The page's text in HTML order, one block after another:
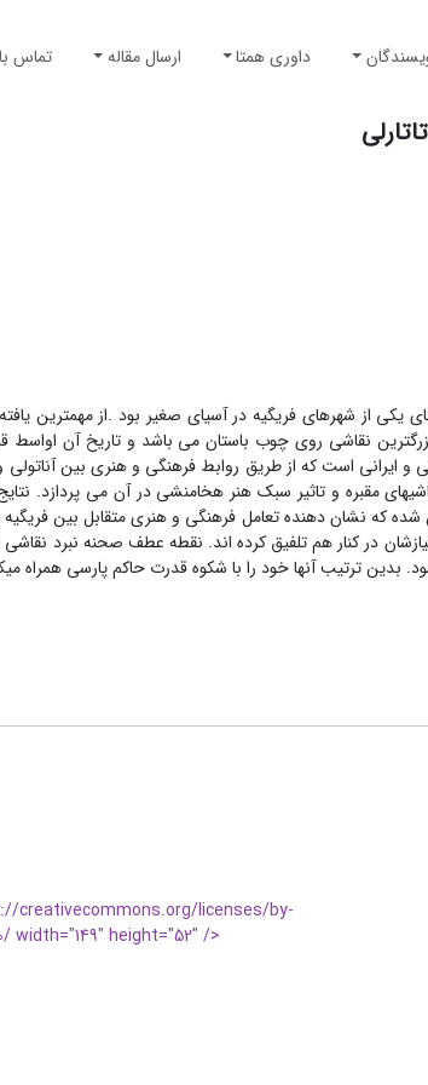
داوری همتا ارسال مقاله تماس
از شهرهای فریگیه در آسیای صغیر بود .از مهمترین یافته
و ایرانی است که از طریق روابط فرهنگی و هنری بین
مقبره و تاثیر سبک هنر هخامنشی در آن می پردازد.
که نشان دهنده تعامل فرهنگی و هنری متقابل بین فریگیه
در کنار هم تلفیق کرده اند. نقطه عطف صحنه نبرد
ترتیب آنها خود را با شکوه قدرت حاکم پارسی همراه
creativecommons.org/licenses/by-
width="149" height="52" />